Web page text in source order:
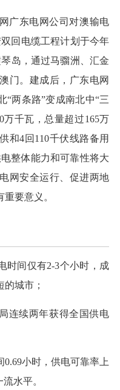
广东电网公司对澳输电
回电缆工程计划于今年
岛，通过马骝洲、汇金
门。建成后，广东电网
“两条路”变成南北中“三
千瓦，总量超过165万
和4回110千伏线路备用
整体能力和可靠性将大
网安全运行、促进两地
要意义。
时间仅有2-3个小时，成
城市；
连续两年获得全国供电
0.69小时，供电可靠率上
水平。